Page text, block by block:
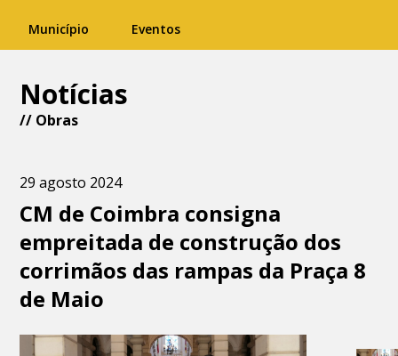
Município Eventos
Notícias
// Obras
29 agosto 2024
CM de Coimbra consigna
empreitada de construção dos
corrimãos das rampas da Praça 8
de Maio